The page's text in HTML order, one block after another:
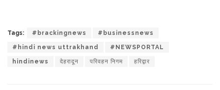
Tags: #brackingnews #businessnews
#hindi news uttrakhand #NEWSPORTAL
hindinews देहरादून परिवहन निगम हरिद्वार